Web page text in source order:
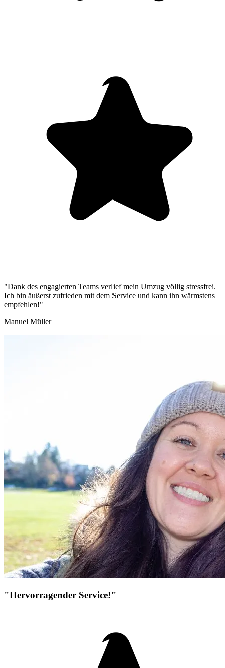
"Dank des engagierten Teams verlief mein Umzug völlig stressfrei.
Ich bin äußerst zufrieden mit dem Service und kann ihn wärmstens
empfehlen!"
Manuel Müller
"Hervorragender Service!"